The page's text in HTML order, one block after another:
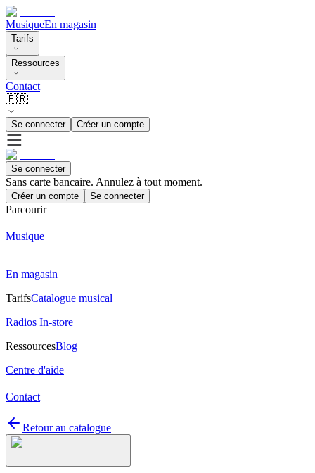
MusiqueEn magasin
Tarifs
Ressources
Contact
🇫🇷
Se connecter Créer un compte
Se connecter
Sans carte bancaire. Annulez à tout moment.
Créer un compte Se connecter
Parcourir
Musique
En magasin
TarifsCatalogue musical
Radios In-store
RessourcesBlog
Centre d'aide
Contact
Retour au catalogue